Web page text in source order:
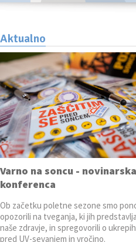
Aktualno
Varno na soncu - novinarska
konferenca
Ob začetku poletne sezone smo
opozorili na tveganja, ki jih
naše zdravje, in spregovorili o
pred UV-sevanjem in vročino.